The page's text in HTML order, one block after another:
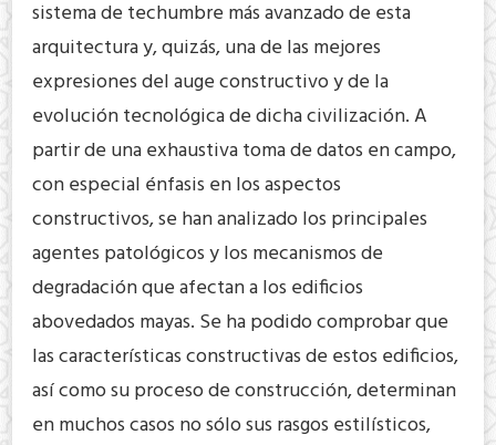
sistema de techumbre más avanzado de esta
arquitectura y, quizás, una de las mejores
expresiones del auge constructivo y de la
evolución tecnológica de dicha civilización. A
partir de una exhaustiva toma de datos en campo,
con especial énfasis en los aspectos
constructivos, se han analizado los principales
agentes patológicos y los mecanismos de
degradación que afectan a los edificios
abovedados mayas. Se ha podido comprobar que
las características constructivas de estos edificios,
así como su proceso de construcción, determinan
en muchos casos no sólo sus rasgos estilísticos,